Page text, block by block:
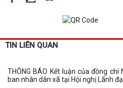
TIN LIÊN QUAN
THÔNG BÁO Kết luận của đồng chí
ban nhân dân xã tại Hội nghị Lãnh